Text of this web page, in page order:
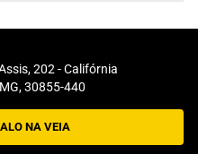
202 - Califórnia
30855-440
NA VEIA